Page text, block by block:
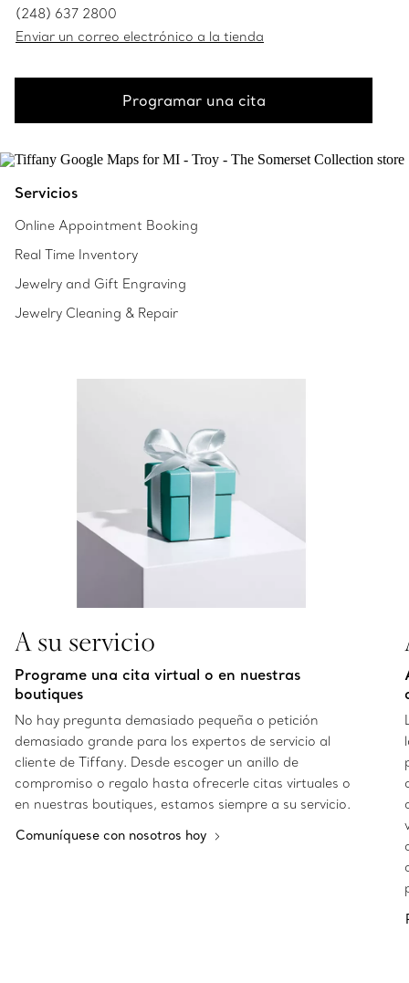
(248) 637 2800
Enviar un correo electrónico a la tienda
Programar una cita
Servicios
Online Appointment Booking
Real Time Inventory
Jewelry and Gift Engraving
Jewelry Cleaning & Repair
A su servicio
Programe una cita virtual o en nuestras
boutiques
No hay pregunta demasiado pequeña o petición
demasiado grande para los expertos de servicio al
cliente de Tiffany. Desde escoger un anillo de
compromiso o regalo hasta ofrecerle citas virtuales o
en nuestras boutiques, estamos siempre a su servicio.
Comuníquese con nosotros hoy